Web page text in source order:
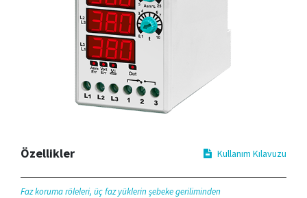
Özellikler Kullanım Kılavuzu
Faz koruma röleleri, üç faz yüklerin şebeke geriliminden